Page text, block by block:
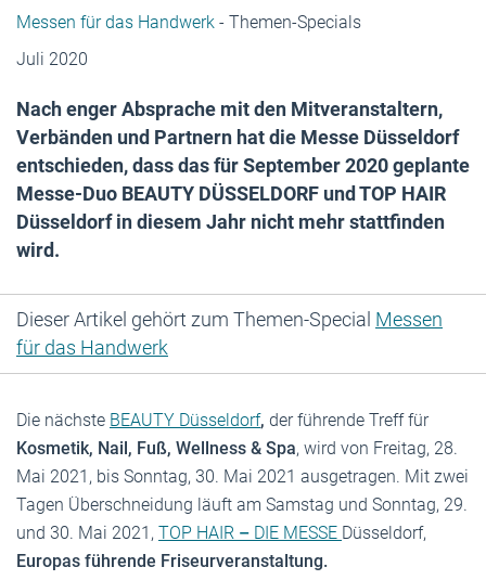
Messen für das Handwerk - Themen-Specials
Juli 2020
Nach enger Absprache mit den Mitveranstaltern,
Verbänden und Partnern hat die Messe Düsseldorf
entschieden, dass das für September 2020 geplante
Messe-Duo BEAUTY DÜSSELDORF und TOP HAIR
Düsseldorf in diesem Jahr nicht mehr stattfinden
wird.
Dieser Artikel gehört zum Themen-Special Messen
für das Handwerk
Die nächste BEAUTY Düsseldorf, der führende Treff für
Kosmetik, Nail, Fuß, Wellness & Spa, wird von Freitag, 28.
Mai 2021, bis Sonntag, 30. Mai 2021 ausgetragen. Mit zwei
Tagen Überschneidung läuft am Samstag und Sonntag, 29.
und 30. Mai 2021, TOP HAIR – DIE MESSE Düsseldorf,
Europas führende Friseurveranstaltung.